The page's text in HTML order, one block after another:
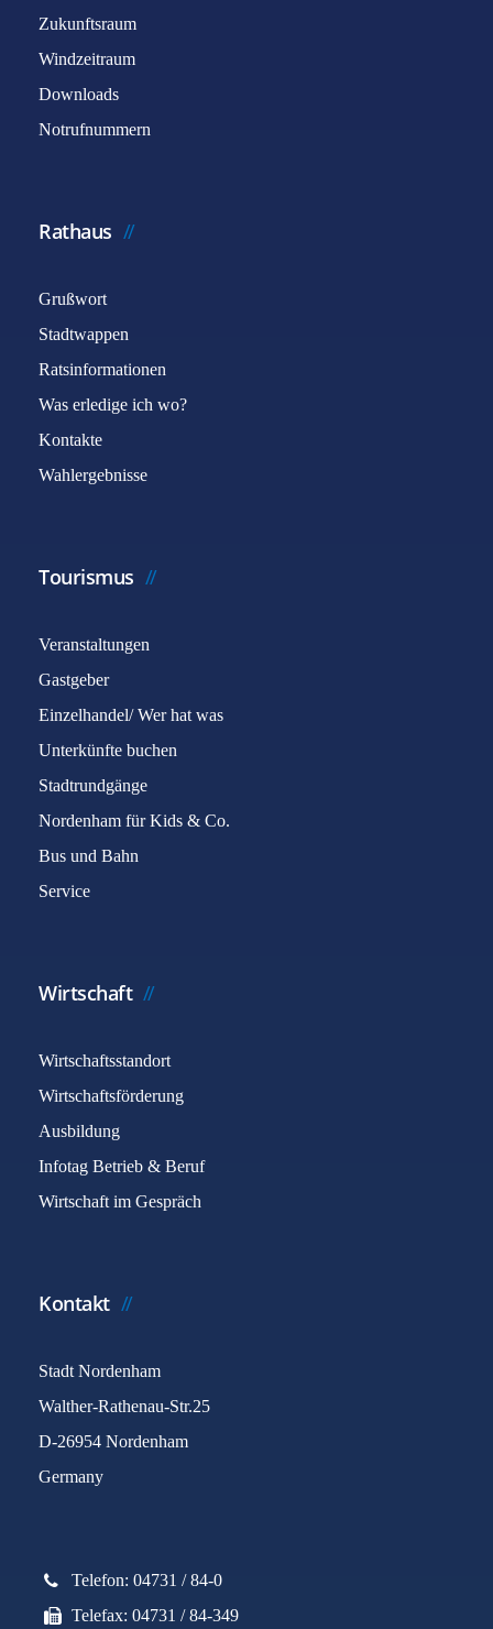
Zukunftsraum
Windzeitraum
Downloads
Notrufnummern
Rathaus
Grußwort
Stadtwappen
Ratsinformationen
Was erledige ich wo?
Kontakte
Wahlergebnisse
Tourismus
Veranstaltungen
Gastgeber
Einzelhandel/ Wer hat was
Unterkünfte buchen
Stadtrundgänge
Nordenham für Kids & Co.
Bus und Bahn
Service
Wirtschaft
Wirtschaftsstandort
Wirtschaftsförderung
Ausbildung
Infotag Betrieb & Beruf
Wirtschaft im Gespräch
Kontakt
Stadt Nordenham
Walther-Rathenau-Str.25
D-26954 Nordenham
Germany
Telefon: 04731 / 84-0
Telefax: 04731 / 84-349